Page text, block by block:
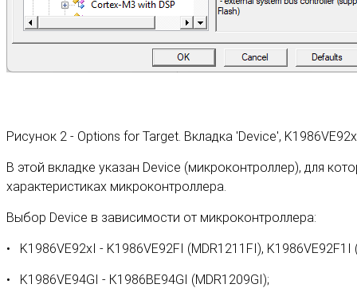
Рисунок 2 - Options for Target. Вкладка 'Device',
В этой вкладке указан Device (микроконтроллер), для
характеристиках микроконтроллера.
Выбор Device в зависимости от микроконтроллера:
K1986VE92xI - K1986VE92FI (MDR1211FI), K1986VE92F1I
K1986VE94GI - К1986ВЕ94GI (MDR1209GI);